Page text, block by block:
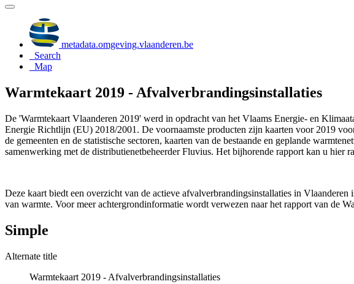
metadata.omgeving.vlaanderen.be
Search
Map
Warmtekaart 2019 - Afvalverbrandingsinstallaties
De 'Warmtekaart Vlaanderen 2019' werd in opdracht van het Vlaams Energie- en
Energie Richtlijn (EU) 2018/2001. De voornaamste producten zijn kaarten voor 2019
de gemeenten en de statistische sectoren, kaarten van de bestaande en geplande
samenwerking met de distributienetbeheerder Fluvius. Het bijhorende rapport kan u hier
Deze kaart biedt een overzicht van de actieve afvalverbrandingsinstallaties in
van warmte. Voor meer achtergrondinformatie wordt verwezen naar het rapport van de
Simple
Alternate title
Warmtekaart 2019 - Afvalverbrandingsinstallaties